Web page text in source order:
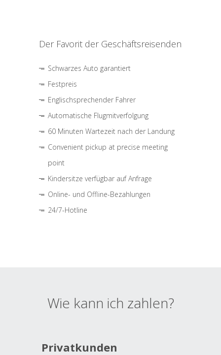
Der Favorit der Geschäftsreisenden
Schwarzes Auto garantiert
Festpreis
Englischsprechender Fahrer
Automatische Flugmitverfolgung
60 Minuten Wartezeit nach der Landung
Convenient pickup at precise meeting
point
Kindersitze verfügbar auf Anfrage
Online- und Offline-Bezahlungen
24/7-Hotline
Wie kann ich zahlen?
Privatkunden